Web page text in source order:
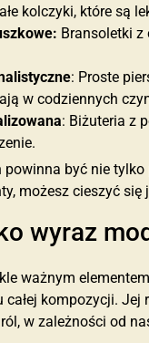
kolczyki, które są
Bransoletki z
: Proste
w codziennych
: Biżuteria z
powinna być nie
możesz cieszyć
wyraz
ważnym
kompozycji.
w zależności od